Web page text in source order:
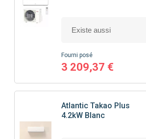
Fourni posé
3 209,37 €
Atlantic Takao Plus
4.2kW Blanc